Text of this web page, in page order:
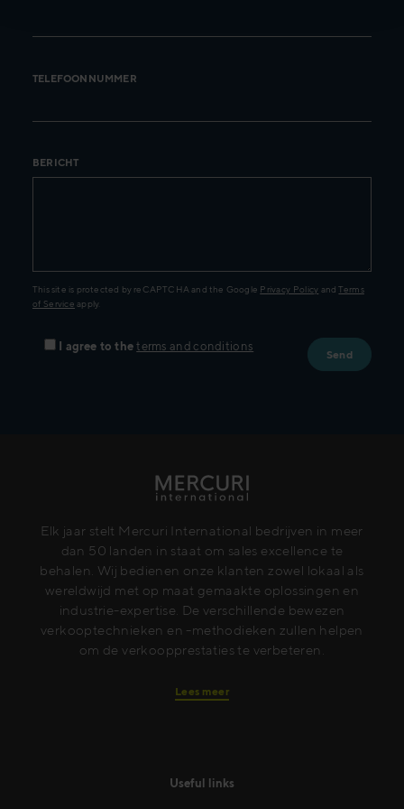
TELEFOONNUMMER
BERICHT
This site is protected by reCAPTCHA and the Google Privacy Policy andTerms
of Service apply.
I agree to the terms and conditions
Elk jaar stelt Mercuri International bedrijven in meer
dan 50 landen in staat om sales excellence te
behalen. Wij bedienen onze klanten zowel lokaal als
wereldwijd met op maat gemaakte oplossingen en
industrie-expertise. De verschillende bewezen
verkooptechnieken en -methodieken zullen helpen
om de verkoopprestaties te verbeteren.
Lees meer
Useful links